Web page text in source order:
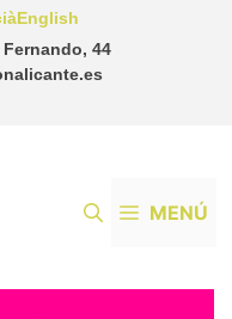
Fernando, 44
English
MENÚ